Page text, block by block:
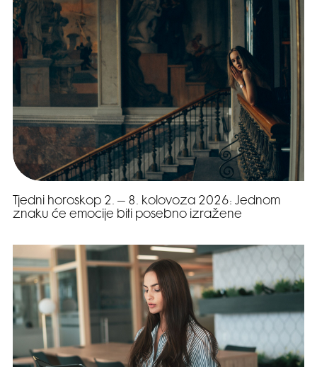
Tjedni horoskop 2. – 8. kolovoza 2026: Jednom
znaku će emocije biti posebno izražene